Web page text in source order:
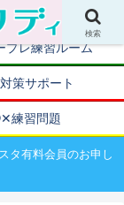
ポータルサイト
プレ練習ルーム
策サポート
練習問題
タ有料会員のお申し
検索